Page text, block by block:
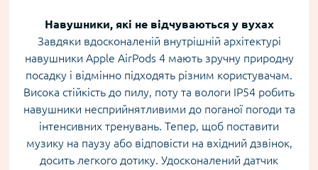
Навушники, які не відчуваються у вухах
Завдяки вдосконаленій внутрішній архітектурі
навушники Apple AirPods 4 мають зручну природну
посадку і відмінно підходять різним користувачам.
Висока стійкість до пилу, поту та вологи IP54 робить
навушники несприйнятливими до поганої погоди та
інтенсивних тренувань. Тепер, щоб поставити
музику на паузу або відповісти на вхідний дзвінок,
досить легкого дотику. Удосконалений датчик